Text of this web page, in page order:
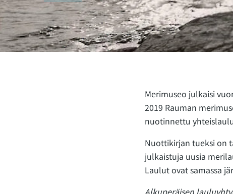
Merimuseo julkaisi
2019 Rauman
nuotinnettu
Nuottikirjan tueksi on
julkaistuja uusia
Laulut ovat samassa
Alkuperäisen